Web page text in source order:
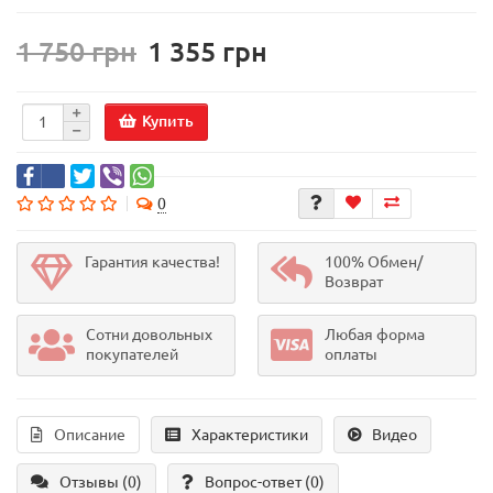
1 750 грн 1 355 грн
Купить
0
Гарантия качества!
100% Обмен/
Возврат
Сотни довольных
покупателей
Любая форма
оплаты
Описание Характеристики Видео
Отзывы (0) Вопрос-ответ(0)